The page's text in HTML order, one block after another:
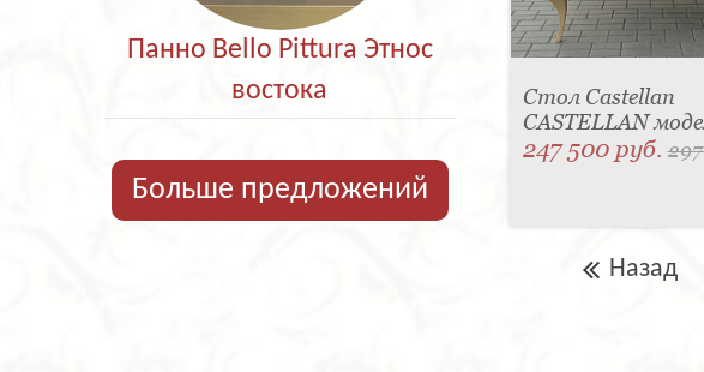
Панно Bello Pittura Этнос
востока
Больше предложений
Стол Castellan
CASTELLAN
247 500 руб.
Назад